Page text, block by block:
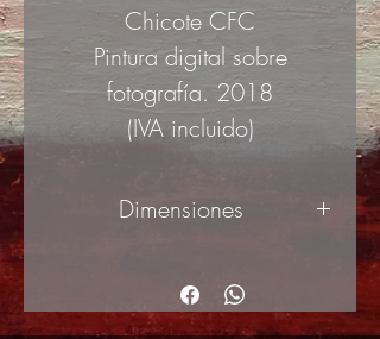
Chicote CFC
Pintura digital sobre
fotografía. 2018
(IVA incluido)
Dimensiones